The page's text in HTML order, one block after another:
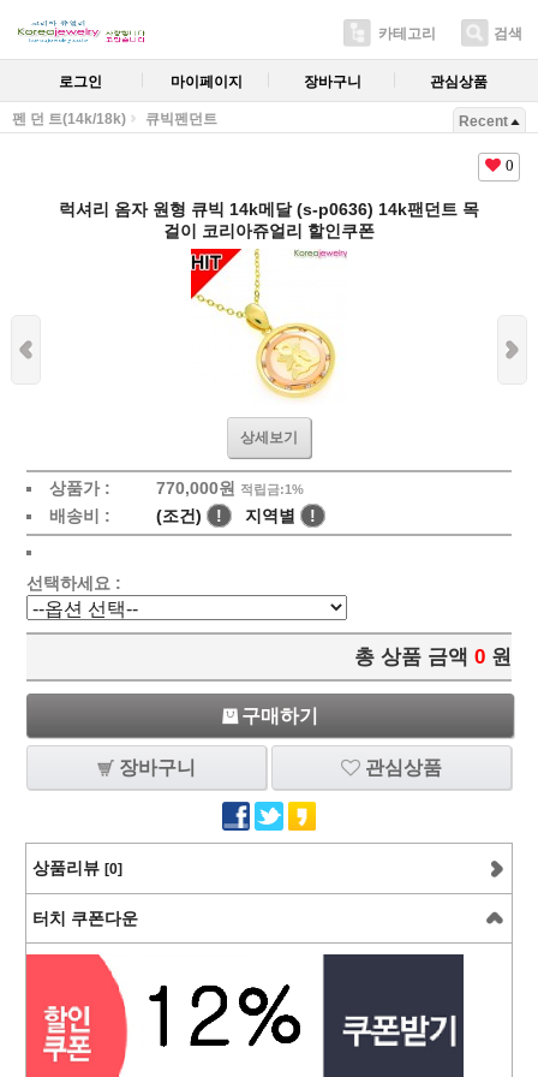
카테고리 검색
로그인 마이페이지 장바구니 관심상품
펜 던 트(14k/18k) 큐빅펜던트 Recent
0
럭셔리 옴자 원형 큐빅 14k메달 (s-p0636) 14k팬던트 목
걸이 코리아쥬얼리 할인쿠폰
상세보기
상품가 : 770,000원 적립금:1%
배송비 : (조건) ! 지역별 !
선택하세요 :
총 상품 금액 0 원
구매하기
장바구니 관심상품
상품리뷰 [0]
터치 쿠폰다운